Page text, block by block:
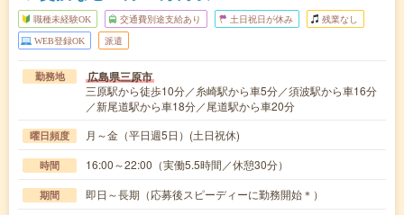
職種未経験OK 交通費別途支給あり 土日祝日が休み 残業なし
WEB登録OK 派遣
勤務地 広島県三原市
三原駅から徒歩10分／糸崎駅から車5分／須波駅から車16分
／新尾道駅から車18分／尾道駅から車20分
曜日頻度 月～金（平日週5日）(土日祝休)
時間 16:00～22:00（実働5.5時間／休憩30分）
期間 即日～長期（応募後スピーディーに勤務開始＊）